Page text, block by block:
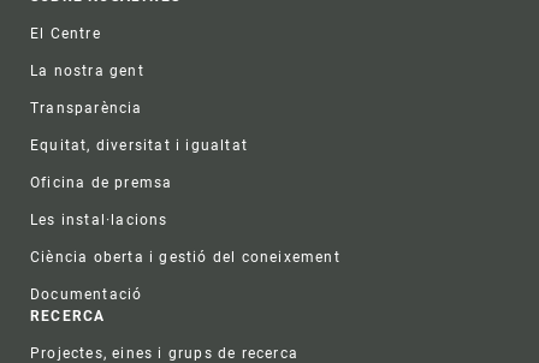
Footer
El Centre
La nostra gent
Transparència
Equitat, diversitat i igualtat
Oficina de premsa
Les instal·lacions
Ciència oberta i gestió del coneixement
Documentació
RECERCA
Projectes, eines i grups de recerca